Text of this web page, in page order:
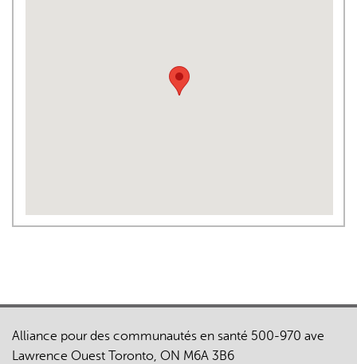
Alliance pour des communautés en santé 500-970 ave
Lawrence Ouest Toronto, ON M6A 3B6